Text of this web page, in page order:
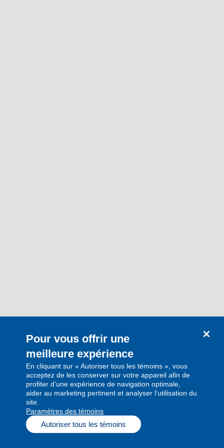
Pour vous offrir une
meilleure expérience
En cliquant sur « Autoriser tous les témoins », vous
acceptez de les conserver sur votre appareil afin de
profiter d’une expérience de navigation optimale,
aider au marketing pertinent et analyser l’utilisation du
site.
Paramètres des témoins
Autoriser tous les témoins